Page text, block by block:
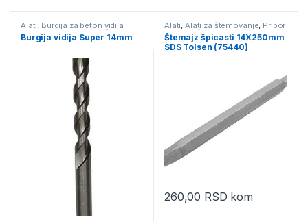
Alati Burgija za beton vidija
Super, Pribor za električni alat
Burgija vidija Super 14mm
Alati Alati za štemovanje Pribor
za električni alat
Štemajz špicasti 14X250mm
SDS Tolsen (75440)
260,00 RSD kom